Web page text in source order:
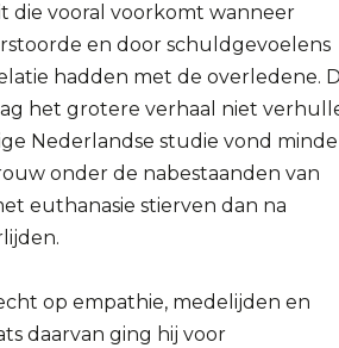
die vooral voorkomt wanneer
en door schuldgevoelens
hadden met de overledene.
het grotere verhaal niet
Nederlandse studie vond
onder de nabestaanden van
euthanasie stierven dan na
op empathie, medelijden en
daarvan ging hij voor